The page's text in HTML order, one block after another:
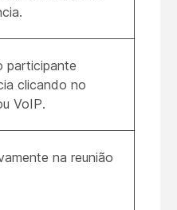
participante
clicando no
VoIP.
na reunião